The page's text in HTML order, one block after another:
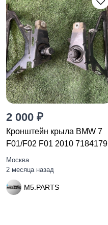
2 000 ₽
Кронштейн крыла BMW 7
F01/F02 F01 2010 7184179
Москва
2 месяца назад
M5.PARTS